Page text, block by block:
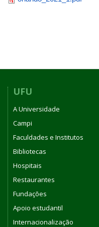
UFU
A Universidade
Campi
Faculdades e Institutos
Bibliotecas
Hospitais
Restaurantes
Fundações
Apoio estudantil
Internacionalização